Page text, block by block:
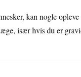
kan nogle
især hvis du er